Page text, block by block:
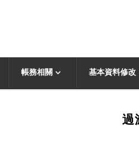
帳務相關 基本資料修改
過